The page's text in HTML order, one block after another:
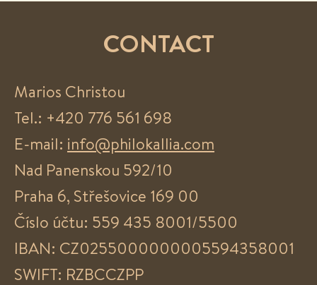
CONTACT
Marios Christou
Tel.: +420 776 561 698
E-mail: info@philokallia.com
Nad Panenskou 592/10
Praha 6, Střešovice 169 00
Číslo účtu: 559 435 8001/5500
IBAN: CZ0255000000005594358001
SWIFT: RZBCCZPP